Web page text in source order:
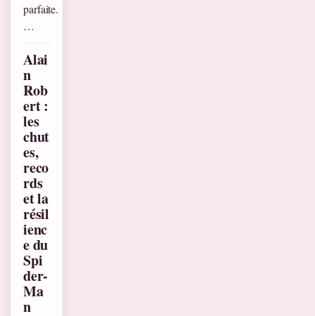
parfaite.
…
Alai
n
Rob
ert :
les
chut
es,
reco
rds
et la
résil
ienc
e du
Spi
der-
Ma
n